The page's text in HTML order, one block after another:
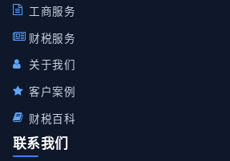
工商服务
财税服务
关于我们
客户案例
财税百科
联系我们